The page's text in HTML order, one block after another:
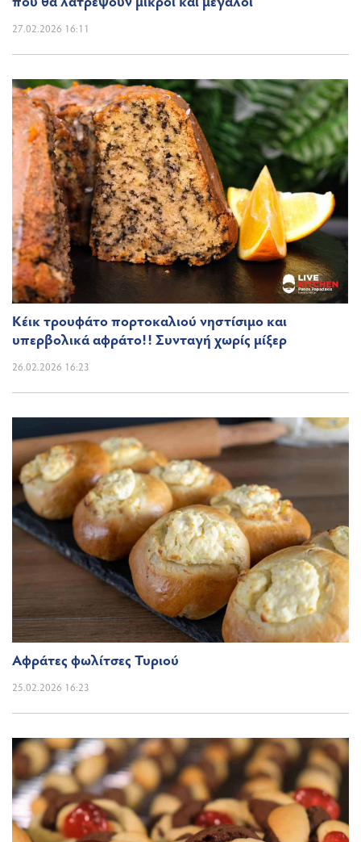
27.02.2026 16:11
Κέικ τρουφάτο πορτοκαλιού νηστίσιμο και
υπερβολικά αφράτο!! Συνταγή χωρίς μίξερ
26.02.2026 16:23
Αφράτες φωλίτσες Τυριού
25.02.2026 16:23